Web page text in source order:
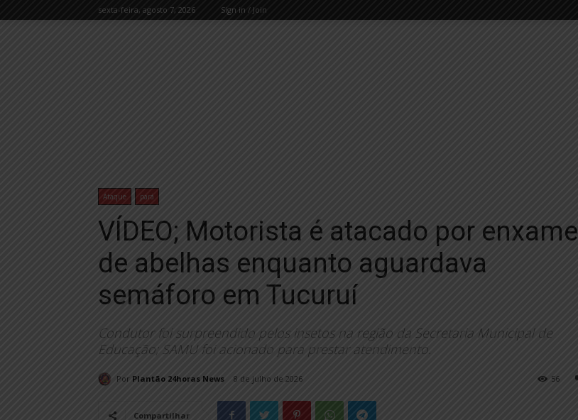
sexta-feira, agosto 7, 2026 Sign in / Join
Ataque pará
VÍDEO; Motorista é atacado por enxame
de abelhas enquanto aguardava
semáforo em Tucuruí
Condutor foi surpreendido pelos insetos na região da Secretaria Municipal de
Educação; SAMU foi acionado para prestar atendimento.
Por Plantão 24horas News 8 de julho de 2026 56
Compartilhar